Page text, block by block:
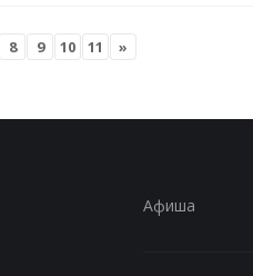
8 9 10 11 »
Афиша